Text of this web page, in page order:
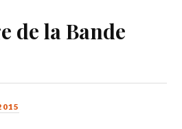
de la Bande